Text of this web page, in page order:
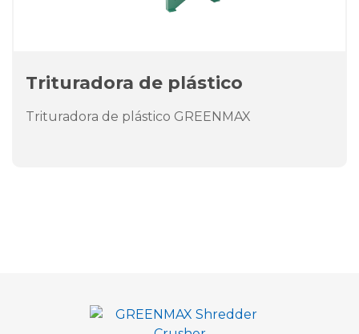
Trituradora de plástico
Trituradora de plástico GREENMAX